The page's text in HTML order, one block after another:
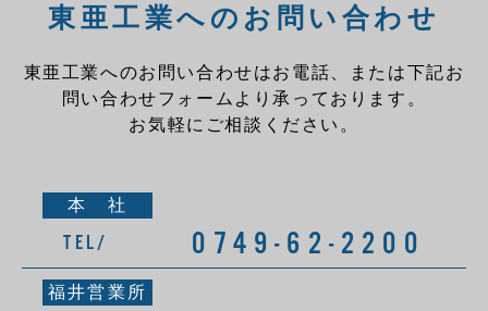
東亜工業へのお問い合わせ
東亜工業へのお問い合わせはお電話、または下記お
問い合わせフォームより承っております。
お気軽にご相談ください。
本 社
TEL/ 0749-62-2200
福井営業所